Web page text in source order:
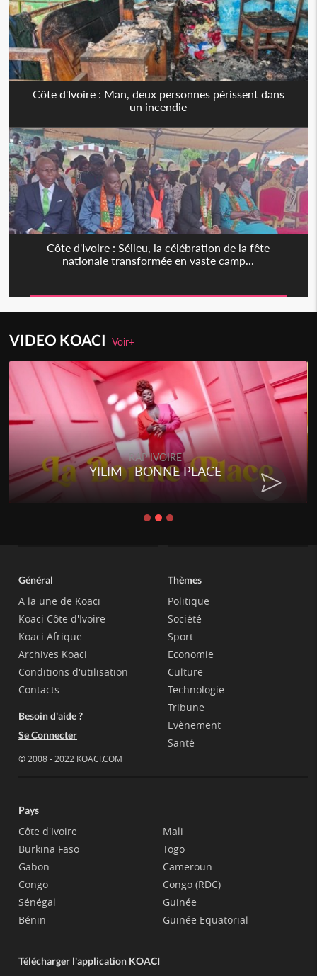
Côte d'Ivoire : Man, deux personnes périssent dans
un incendie
Côte d'Ivoire : Séileu, la célébration de la fête
nationale transformée en vaste camp...
VIDEO KOACIVoir+
RAP IVOIRE
RENARD BARAKISSA - DOS DE
CHAT
Général
A la une de Koaci
Koaci Côte d'Ivoire
Koaci Afrique
Archives Koaci
Conditions d'utilisation
Contacts
Besoin d'aide ?
Se Connecter
© 2008 - 2022 KOACI.COM
Thèmes
Politique
Société
Sport
Economie
Culture
Technologie
Tribune
Evènement
Santé
Pays
Côte d'Ivoire
Burkina Faso
Gabon
Congo
Sénégal
Bénin
Mali
Togo
Cameroun
Congo (RDC)
Guinée
Guinée Equatorial
Télécharger l'application KOACI